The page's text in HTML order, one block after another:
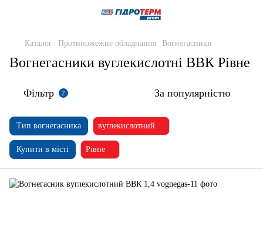
Каталог Протипожежне обладнання Вогнегасники
Вогнегасники вуглекислотні ВВК Рівне
Фільтр 2 За популярністю
Тип вогнегасника вуглекислотний
Купити в місті Рівне